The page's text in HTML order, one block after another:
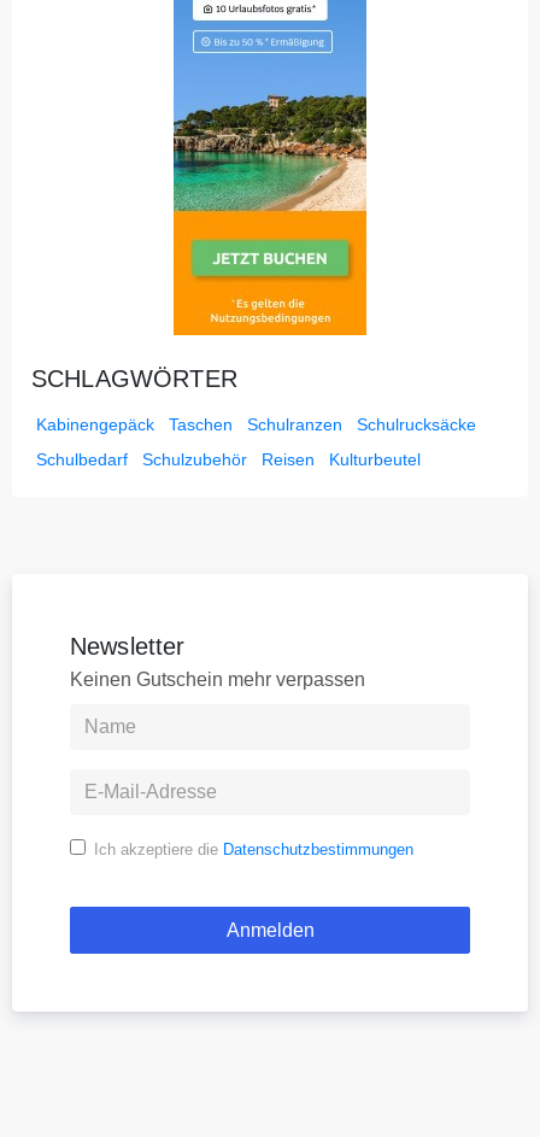
SCHLAGWÖRTER
Kabinengepäck Taschen Schulranzen
Schulrucksäcke
Schulbedarf
Schulzubehör Reisen Kulturbeutel
Newsletter
Keinen Gutschein mehr verpassen
Ich akzeptiere die Datenschutzbestimmungen